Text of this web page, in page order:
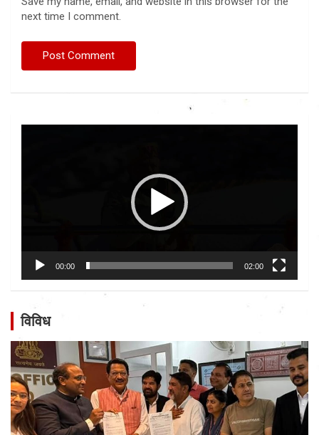
next time I comment.
00:00 02:00
विविध